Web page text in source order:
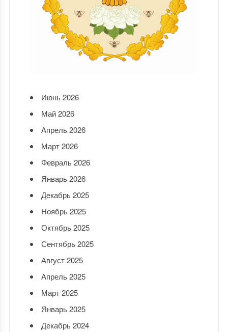
Июнь 2026
Май 2026
Апрель 2026
Март 2026
Февраль 2026
Январь 2026
Декабрь 2025
Ноябрь 2025
Октябрь 2025
Сентябрь 2025
Август 2025
Апрель 2025
Март 2025
Январь 2025
Декабрь 2024